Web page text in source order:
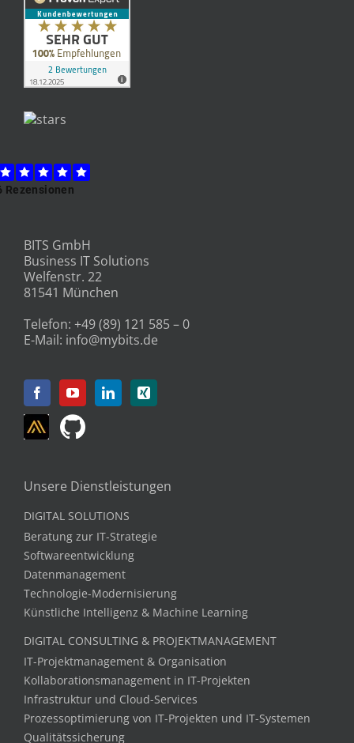
BITS GmbH
Business IT Solutions
Welfenstr. 22
81541 München
Telefon: +49 (89) 121 585 – 0
E-Mail: info@mybits.de
Unsere Dienstleistungen
DIGITAL SOLUTIONS
Beratung zur IT-Strategie
Softwareentwicklung
Datenmanagement
Technologie-Modernisierung
Künstliche Intelligenz & Machine Learning
DIGITAL CONSULTING & PROJEKTMANAGEMENT
IT-Projektmanagement & Organisation
Kollaborationsmanagement in IT-Projekten
Infrastruktur und Cloud-Services
Prozessoptimierung von IT-Projekten und IT-Systemen
Qualitätssicherung